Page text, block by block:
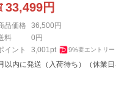
33,499円
品価格 36,500 円
料
0 円
イント
3,001pt 9%要エントリー
以内に発送（入荷待ち）（休業日